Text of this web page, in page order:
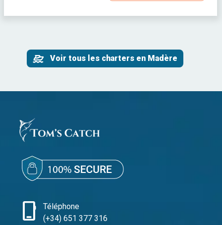
Voir tous les charters en Madère
phone_iphone
Téléphone
(+34) 651 377 316